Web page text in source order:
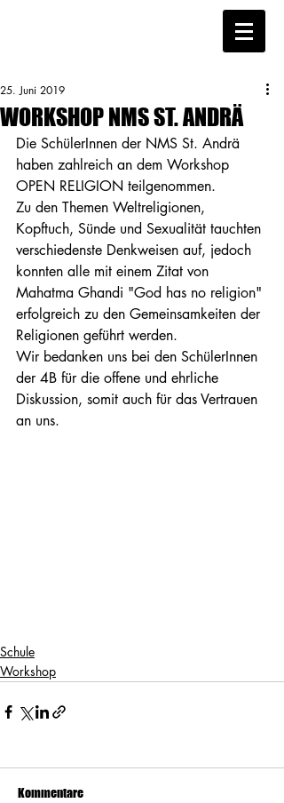
WORKSHOP NMS ST. ANDRÄ
25. Juni 2019
Die SchülerInnen der NMS St. Andrä
haben zahlreich an dem Workshop
OPEN RELIGION teilgenommen.
Zu den Themen Weltreligionen,
Kopftuch, Sünde und Sexualität tauchten
verschiedenste Denkweisen auf, jedoch
konnten alle mit einem Zitat von
Mahatma Ghandi "God has no religion"
erfolgreich zu den Gemeinsamkeiten der
Religionen geführt werden.
Wir bedanken uns bei den SchülerInnen
der 4B für die offene und ehrliche
Diskussion, somit auch für das Vertrauen
an uns.
Schule
Workshop
Kommentare